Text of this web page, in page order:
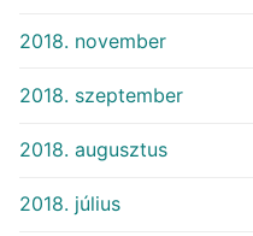
2018. november
2018. szeptember
2018. augusztus
2018. július